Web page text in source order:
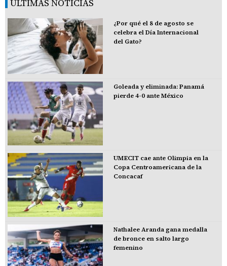
ÚLTIMAS NOTICIAS
¿Por qué el 8 de agosto se
celebra el Día Internacional
del Gato?
Goleada y eliminada: Panamá
pierde 4-0 ante México
UMECIT cae ante Olimpia en la
Copa Centroamericana de la
Concacaf
Nathalee Aranda gana medalla
de bronce en salto largo
femenino